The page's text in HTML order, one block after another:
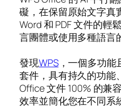
礙，在保留原始文字真
Word 和 PDF 文件的輕
言團體或使用多種語言
發現WPS，一個多功能
套件，具有持久的功能
Office 文件 100% 的兼
效率並簡化您在不同系